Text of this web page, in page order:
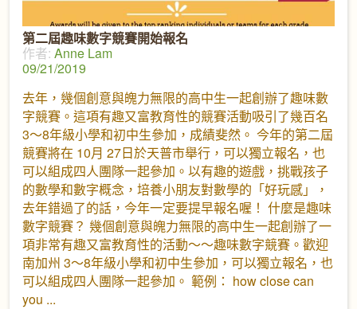
第二屆趣味數字競賽開始報名
作者: Anne Lam
09/21/2019
去年，幾個創意與魄力無限的高中生一起創辦了趣味數
字競賽。這項有趣又富教育性的競賽活動吸引了幾百名
3～8年級小學和初中生參加，成績斐然。 今年的第二屆
競賽將在 10月 27日於天普市舉行，可以獨立報名，也
可以組成四人團隊一起參加。以有趣的遊戲，挑戰孩子
的數學和數字概念，培養小朋友對數學的「好玩感」，
去年錯過了的話，今年一定要提早報名喔！ 什麼是趣味
數字競賽？ 幾個創意與魄力無限的高中生一起創辦了一
項非常有趣又富教育性的活動～～趣味數字競賽。歡迎
南加州 3～8年級小學和初中生參加，可以獨立報名，也
可以組成四人團隊一起參加。 範例： how close can
you